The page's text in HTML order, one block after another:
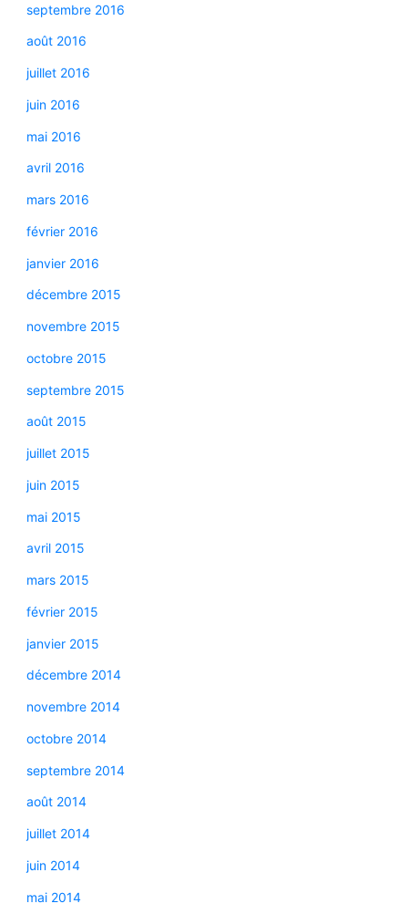
septembre 2016
août 2016
juillet 2016
juin 2016
mai 2016
avril 2016
mars 2016
février 2016
janvier 2016
décembre 2015
novembre 2015
octobre 2015
septembre 2015
août 2015
juillet 2015
juin 2015
mai 2015
avril 2015
mars 2015
février 2015
janvier 2015
décembre 2014
novembre 2014
octobre 2014
septembre 2014
août 2014
juillet 2014
juin 2014
mai 2014